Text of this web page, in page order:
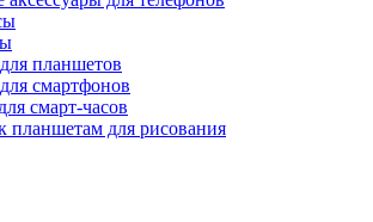
беспроводной сети
fi антенны
компоненты
планшетов
смартфонов
смарт-часов
планшетам для рисования